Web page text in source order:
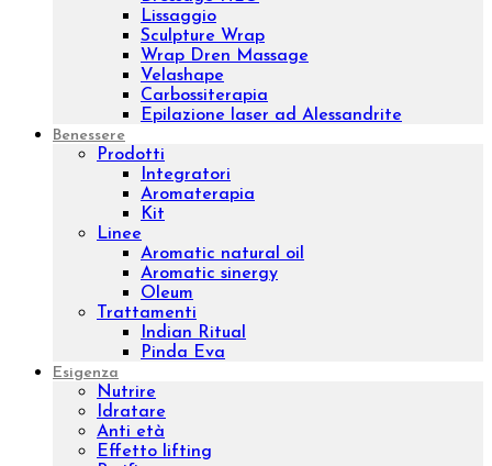
Prodotti
Creme corpo
Esfolianti corpo
Oli corpo
Fanghi
Bendaggi e Trattamenti
Kit corpo
Linee
Push-up
Remodeling
Sculpture
Aromatic natural oil
Aromatic sinergy
Dust
Luxury body
Concentrated
Wrap remodeling
Trattamenti
Brossage H2O
Lissaggio
Sculpture Wrap